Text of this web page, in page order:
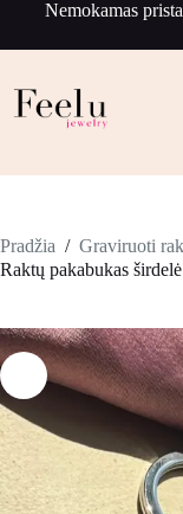
Nemokamas
Pradžia / Graviruoti
Raktų pakabukas